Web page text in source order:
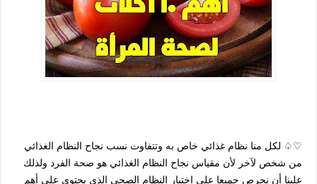
♡♤ لكل منا نظام غذائي خاص به وتتفاوت نسب نجاح النظام الغذائي
من شخص لآخر لأن مقياس نجاح النظام الغذائي هو صحة الفرد ولذلك
علينا أن نحرص جميعا على اختيار النظام الصحي الذي يحتوي على أهم